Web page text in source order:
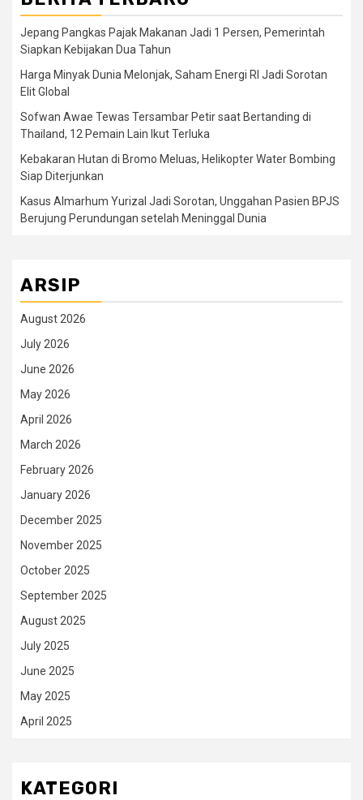
Jepang Pangkas Pajak Makanan Jadi 1 Persen, Pemerintah
Siapkan Kebijakan Dua Tahun
Harga Minyak Dunia Melonjak, Saham Energi RI Jadi Sorotan
Elit Global
Sofwan Awae Tewas Tersambar Petir saat Bertanding di
Thailand, 12 Pemain Lain Ikut Terluka
Kebakaran Hutan di Bromo Meluas, Helikopter Water Bombing
Siap Diterjunkan
Kasus Almarhum Yurizal Jadi Sorotan, Unggahan Pasien BPJS
Berujung Perundungan setelah Meninggal Dunia
ARSIP
August 2026
July 2026
June 2026
May 2026
April 2026
March 2026
February 2026
January 2026
December 2025
November 2025
October 2025
September 2025
August 2025
July 2025
June 2025
May 2025
April 2025
KATEGORI